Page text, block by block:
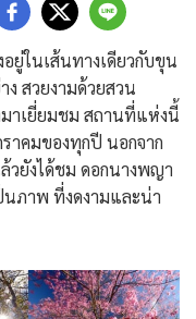
ยู่ในเส้นทางเดียวกับขุน
สวยงามด้วยสวน
าเยี่ยมชม สถานที่แห่งนี้
าคมของทุกปี นอกจาก
วยังได้ชม ดอกนางพญา
นภาพ ที่งดงามและน่า